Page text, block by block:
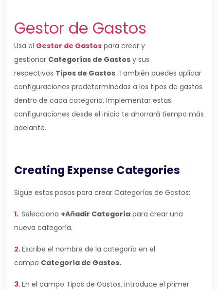
Gestor de Gastos
Usa el Gestor de Gastos para crear y
gestionar Categorías de Gastos y sus
respectivos Tipos de Gastos. También puedes aplicar
configuraciones predeterminadas a los tipos de gastos
dentro de cada categoría. Implementar estas
configuraciones desde el inicio te ahorrará tiempo más
adelante.
Creating Expense Categories
Sigue estos pasos para crear Categorías de Gastos:
1. Selecciona +Añadir Categoría para crear una
nueva categoría.
2.Escribe el nombre de la categoría en el
campo Categoría de Gastos.
3.En el campo Tipos de Gastos, introduce el primer